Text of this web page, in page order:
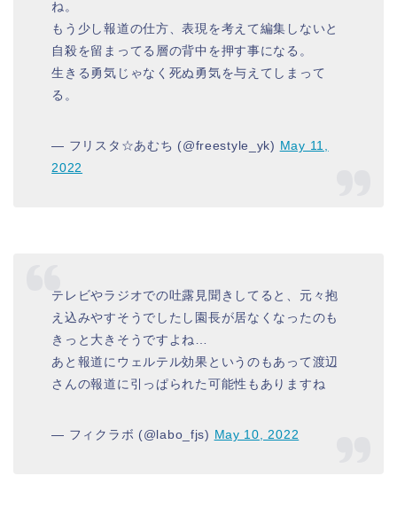
ね。
もう少し報道の仕方、表現を考えて編集しないと
自殺を留まってる層の背中を押す事になる。
生きる勇気じゃなく死ぬ勇気を与えてしまって
る。
— フリスタ☆あむち (@freestyle_yk) May 11,
2022
テレビやラジオでの吐露見聞きしてると、元々抱
え込みやすそうでしたし園長が居なくなったのも
きっと大きそうですよね…
あと報道にウェルテル効果というのもあって渡辺
さんの報道に引っぱられた可能性もありますね
— フィクラボ (@labo_fjs) May 10, 2022